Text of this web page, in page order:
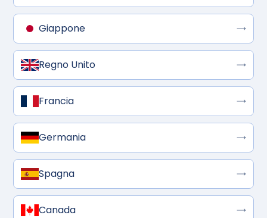
Giappone
Regno Unito
Francia
Germania
Spagna
Canada